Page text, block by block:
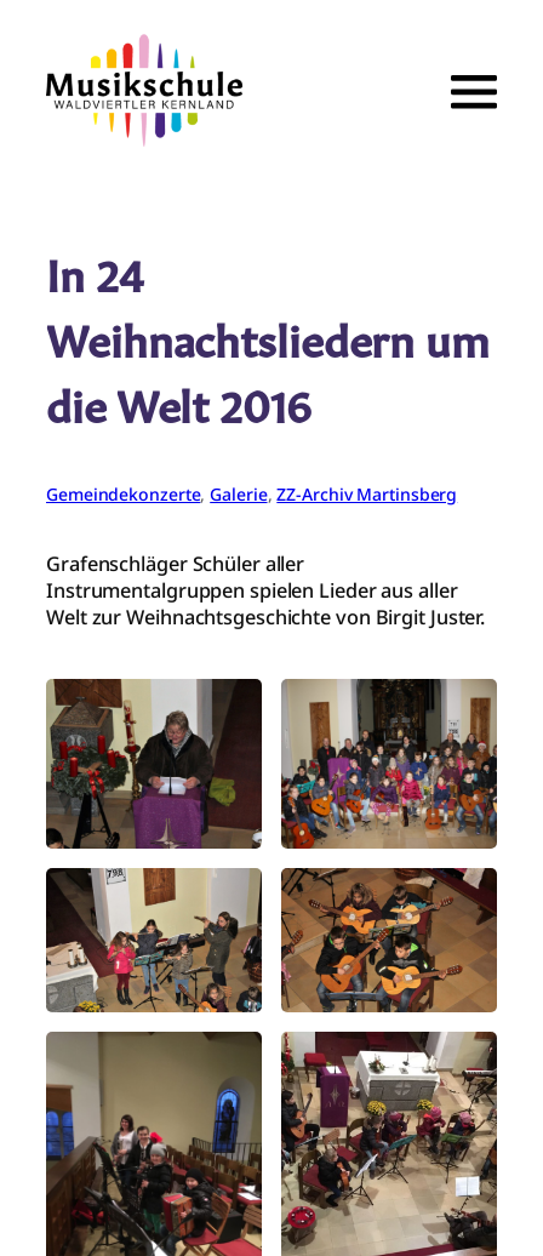
springen
In 24
Weihnachtsliedern um
die Welt 2016
Gemeindekonzerte, Galerie, ZZ-Archiv Martinsberg
Grafenschläger Schüler aller
Instrumentalgruppen spielen Lieder aus aller
Welt zur Weihnachtsgeschichte von Birgit Juster.